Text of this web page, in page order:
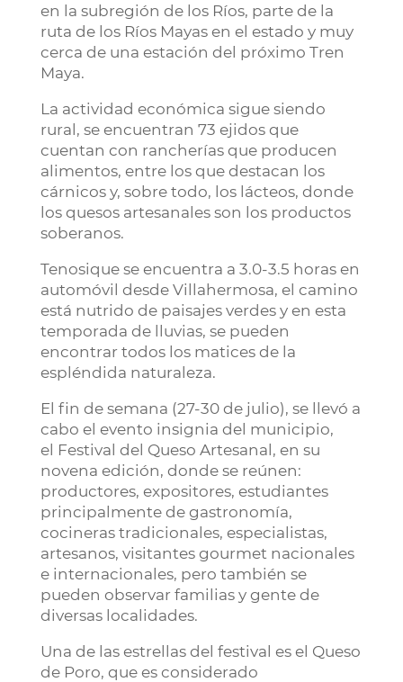
en la subregión de los Ríos, parte de la
ruta de los Ríos Mayas en el estado y muy
cerca de una estación del próximo Tren
Maya.
La actividad económica sigue siendo
rural, se encuentran 73 ejidos que
cuentan con rancherías que producen
alimentos, entre los que destacan los
cárnicos y, sobre todo, los lácteos, donde
los quesos artesanales son los productos
soberanos.
Tenosique se encuentra a 3.0-3.5 horas en
automóvil desde Villahermosa, el camino
está nutrido de paisajes verdes y en esta
temporada de lluvias, se pueden
encontrar todos los matices de la
espléndida naturaleza.
El fin de semana (27-30 de julio), se llevó a
cabo el evento insignia del municipio,
el Festival del Queso Artesanal, en su
novena edición, donde se reúnen:
productores, expositores, estudiantes
principalmente de gastronomía,
cocineras tradicionales, especialistas,
artesanos, visitantes gourmet nacionales
e internacionales, pero también se
pueden observar familias y gente de
diversas localidades.
Una de las estrellas del festival es el Queso
de Poro, que es considerado